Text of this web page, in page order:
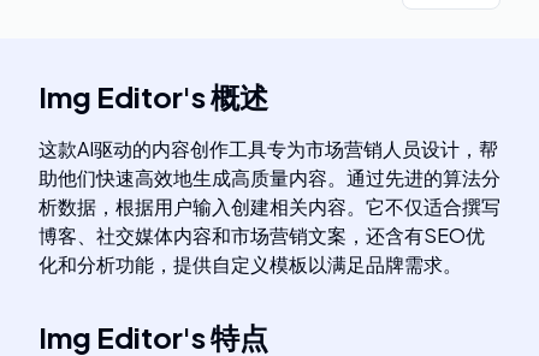
Img Editor's概述
这款AI驱动的内容创作工具专为市场营销人员设计，帮
助他们快速高效地生成高质量内容。通过先进的算法分
析数据，根据用户输入创建相关内容。它不仅适合撰写
博客、社交媒体内容和市场营销文案，还含有SEO优
化和分析功能，提供自定义模板以满足品牌需求。
Img Editor's特点